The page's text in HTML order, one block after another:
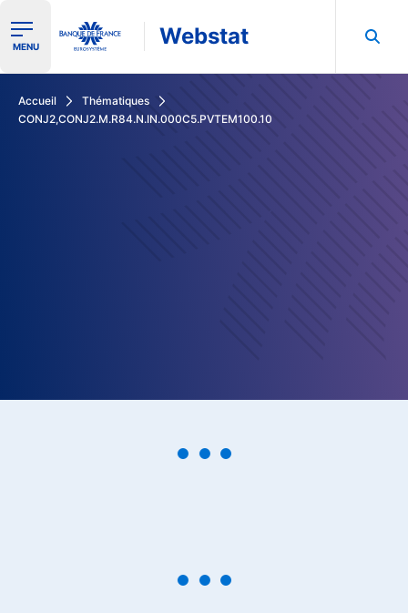
Ouvrir le menu de navigation
MENU Webstat
Accueil
Thématiques
CONJ2,CONJ2.M.R84.N.IN.000C5.PVTEM100.10